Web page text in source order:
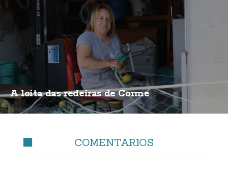
A loita das redeiras de Corme
COMENTARIOS